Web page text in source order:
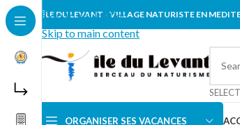
Skip to navigation
Skip to main content
ÎLE DU LEVANT - VILLAGE NATURISTE EN
ORGANISER SES VACANCES